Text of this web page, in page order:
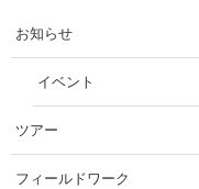
お知らせ
イベント
ツアー
フィールドワーク